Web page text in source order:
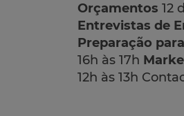
Orçamentos 12
Entrevistas de
Preparação
16h às 17h
12h às 13h